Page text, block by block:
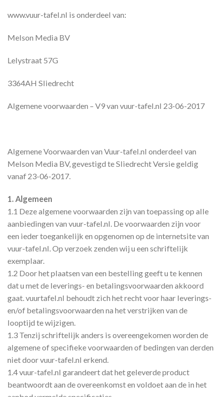
www.vuur-tafel.nl is onderdeel van:
Melson Media BV
Lelystraat 57G
3364AH Sliedrecht
Algemene voorwaarden – V9 van vuur-tafel.nl 23-06-2017
Algemene Voorwaarden van Vuur-tafel.nl onderdeel van
Melson Media BV, gevestigd te Sliedrecht Versie geldig
vanaf 23-06-2017.
1. Algemeen
1.1 Deze algemene voorwaarden zijn van toepassing op alle
aanbiedingen van vuur-tafel.nl. De voorwaarden zijn voor
een ieder toegankelijk en opgenomen op de internetsite van
vuur-tafel.nl. Op verzoek zenden wij u een schriftelijk
exemplaar.
1.2 Door het plaatsen van een bestelling geeft u te kennen
dat u met de leverings- en betalingsvoorwaarden akkoord
gaat. vuurtafel.nl behoudt zich het recht voor haar leverings-
en/of betalingsvoorwaarden na het verstrijken van de
looptijd te wijzigen.
1.3 Tenzij schriftelijk anders is overeengekomen worden de
algemene of specifieke voorwaarden of bedingen van derden
niet door vuur-tafel.nl erkend.
1.4 vuur-tafel.nl garandeert dat het geleverde product
beantwoordt aan de overeenkomst en voldoet aan de in het